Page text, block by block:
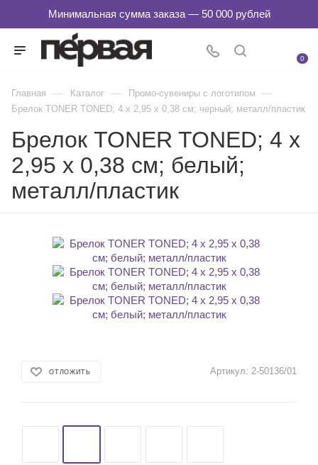
0
Главная — Каталог — Промо-сувениры с логотипом —
Брелок TONER TONED; 4 x 2,95 x 0,38 см; черный; металл/пластик
Брелок TONER TONED; 4 x
2,95 x 0,38 см; белый;
металл/пластик
ОТЛОЖИТЬ Артикул: 2-50136/01